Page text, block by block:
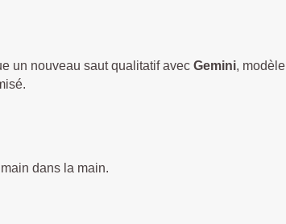
un nouveau saut qualitatif avec Gemini, modèle
dans la main.